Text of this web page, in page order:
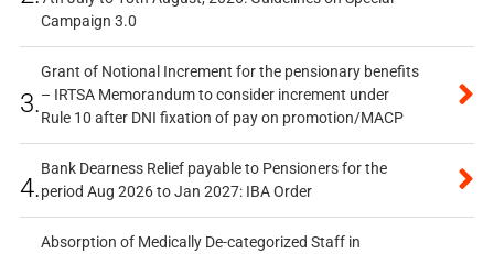
Campaign 3.0
3.
Grant of Notional Increment for the pensionary benefits
– IRTSA Memorandum to consider increment under
Rule 10 after DNI fixation of pay on promotion/MACP
4.
Bank Dearness Relief payable to Pensioners for the
period Aug 2026 to Jan 2027: IBA Order
Absorption of Medically De-categorized Staff in